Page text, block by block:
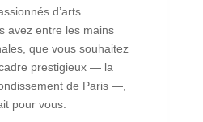
d’arts
avez entre les mains
que vous souhaitez
prestigieux — la
de Paris —,
pour vous.